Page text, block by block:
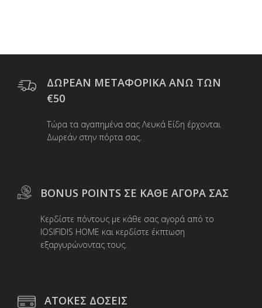
Οι
μπορούν
σελίδα
του
ΔΩΡΕΑΝ ΜΕΤΑΦΟΡΙΚΑ ΑΝΩ ΤΩΝ
€50
Τώρα τα αγαπημένα σας Λευκά Είδη έρχονται
Δωρεάν στην πόρτα σας.
BONUS POINTS ΣΕ ΚΑΘΕ ΑΓΟΡΑ ΣΑΣ
Κερδίστε πόντους με κάθε σας αγορά από το
IOSIFIDIS HOME και κερδίστε έκπτωση
εξαργυρώνοντας τους.
ΑΤΟΚΕΣ ΔΟΣΕΙΣ